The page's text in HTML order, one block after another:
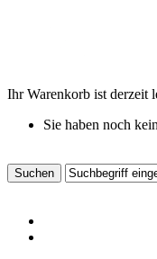
Ihr Warenkorb ist derzeit
Sie haben noch